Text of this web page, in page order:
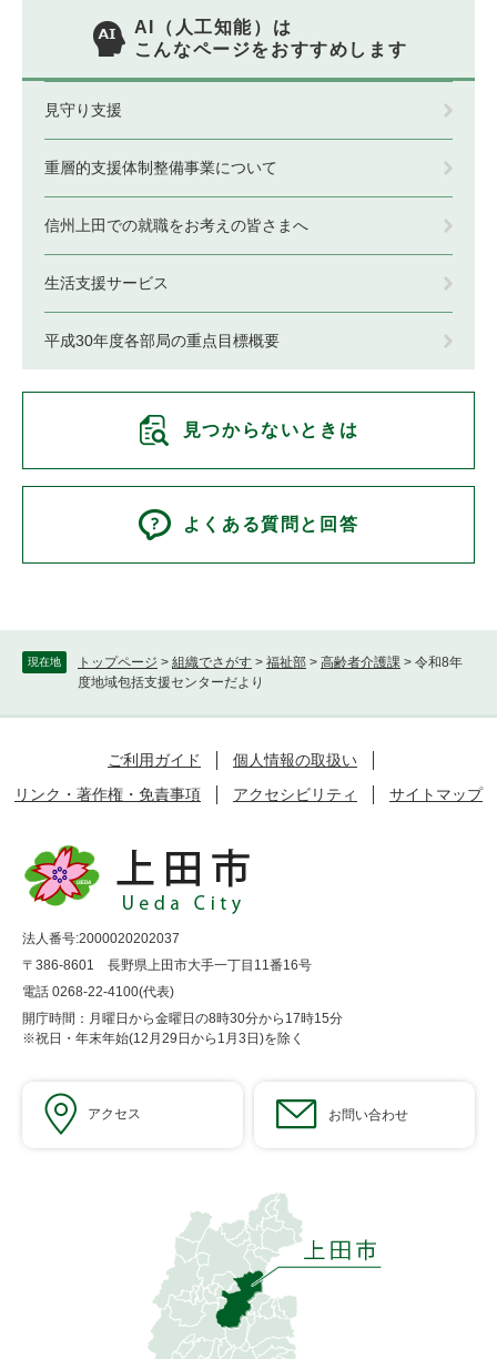
現在地 トップページ > 組織でさがす > 福祉部 > 高齢者介護課 > 令和8年
度地域包括支援センターだより
AI（人工知能）は
こんなページをおすすめします
見守り支援
重層的支援体制整備事業について
信州上田での就職をお考えの皆さまへ
生活支援サービス
平成30年度各部局の重点目標概要
見つからないときは
よくある質問と回答
ご利用ガイド
個人情報の取扱い
リンク・著作権・免責事項
アクセシビリティ サイトマップ
法人番号:2000020202037
〒386-8601 長野県上田市大手一丁目11番16号
電話 0268-22-4100(代表)
開庁時間：月曜日から金曜日の8時30分から17時15分
※祝日・年末年始(12月29日から1月3日)を除く
アクセス お問い合わせ